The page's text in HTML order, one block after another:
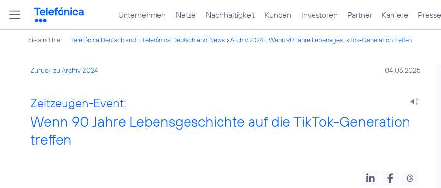
Unternehmen Netze Nachhaltigkeit Kunden Investoren Partner Karriere Presse
Sie sind hier: Telefónica Deutschland Telefónica Deutschland News Archiv 2024 Wenn 90 Jahre Lebensges...kTok-Generation treffen
Zurück zu Archiv 2024 04.06.2025
Zeitzeugen-Event:
Wenn 90 Jahre Lebensgeschichte auf die TikTok-Generation
treffen